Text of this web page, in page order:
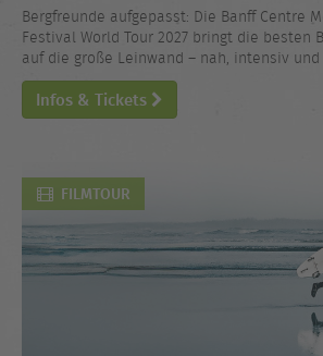
Bergfreunde aufgepasst: Die Banff Centre
Festival World Tour 2027 bringt die besten
auf die große Leinwand – nah, intensiv
Infos & Tickets
FILMTOUR